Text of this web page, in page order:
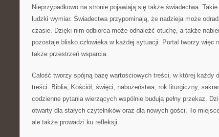
Nieprzypadkowo na stronie pojawiają się także świadectwa. Takie
ludzki wymiar. Świadectwa przypominają, że nadzieja może
czasie. Dzięki nim odbiorca może odnaleźć otuchę, a także
pozostaje blisko człowieka w każdej sytuacji. Portal tworzy więc
także przestrzeń wsparcia.
Całość tworzy spójną bazę wartościowych treści, w której każdy
treści. Biblia, Kościół, święci, nabożeństwa, rok liturgiczny,
codzienne pytania wierzących wspólnie budują pełny przekaz.
otwarty dla stałych czytelników oraz dla nowych gości. To
ale także prowadzi ku refleksji.